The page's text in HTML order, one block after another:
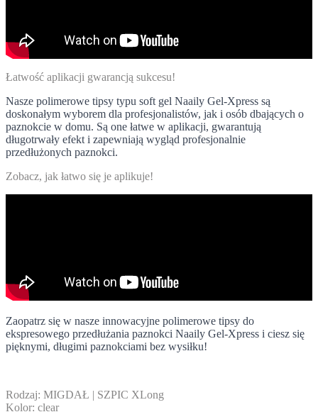
Łatwość aplikacji gwarancją sukcesu!
Nasze polimerowe tipsy typu soft gel Naaily Gel-Xpress są
doskonałym wyborem dla profesjonalistów, jak i osób dbających o
paznokcie w domu. Są one łatwe w aplikacji, gwarantują
długotrwały efekt i zapewniają wygląd profesjonalnie
przedłużonych paznokci.
Zobacz, jak łatwo się je aplikuje!
Zaopatrz się w nasze innowacyjne polimerowe tipsy do
ekspresowego przedłużania paznokci Naaily Gel-Xpress i ciesz się
pięknymi, długimi paznokciami bez wysiłku!
Rodzaj: MIGDAŁ | SZPIC XLong
Kolor: clear